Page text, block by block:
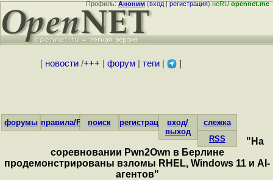
Профиль:Аноним(вход|регистрация)неRUopennet.me
[ новости/+++ форум| теги| ]
форумы правила/FAQпоиск регистрациявход/
выход
слежка
RSS
"На
соревновании Pwn2Own в Берлине
продемонстрированы взломы RHEL, Windows 11 и AI-
агентов"